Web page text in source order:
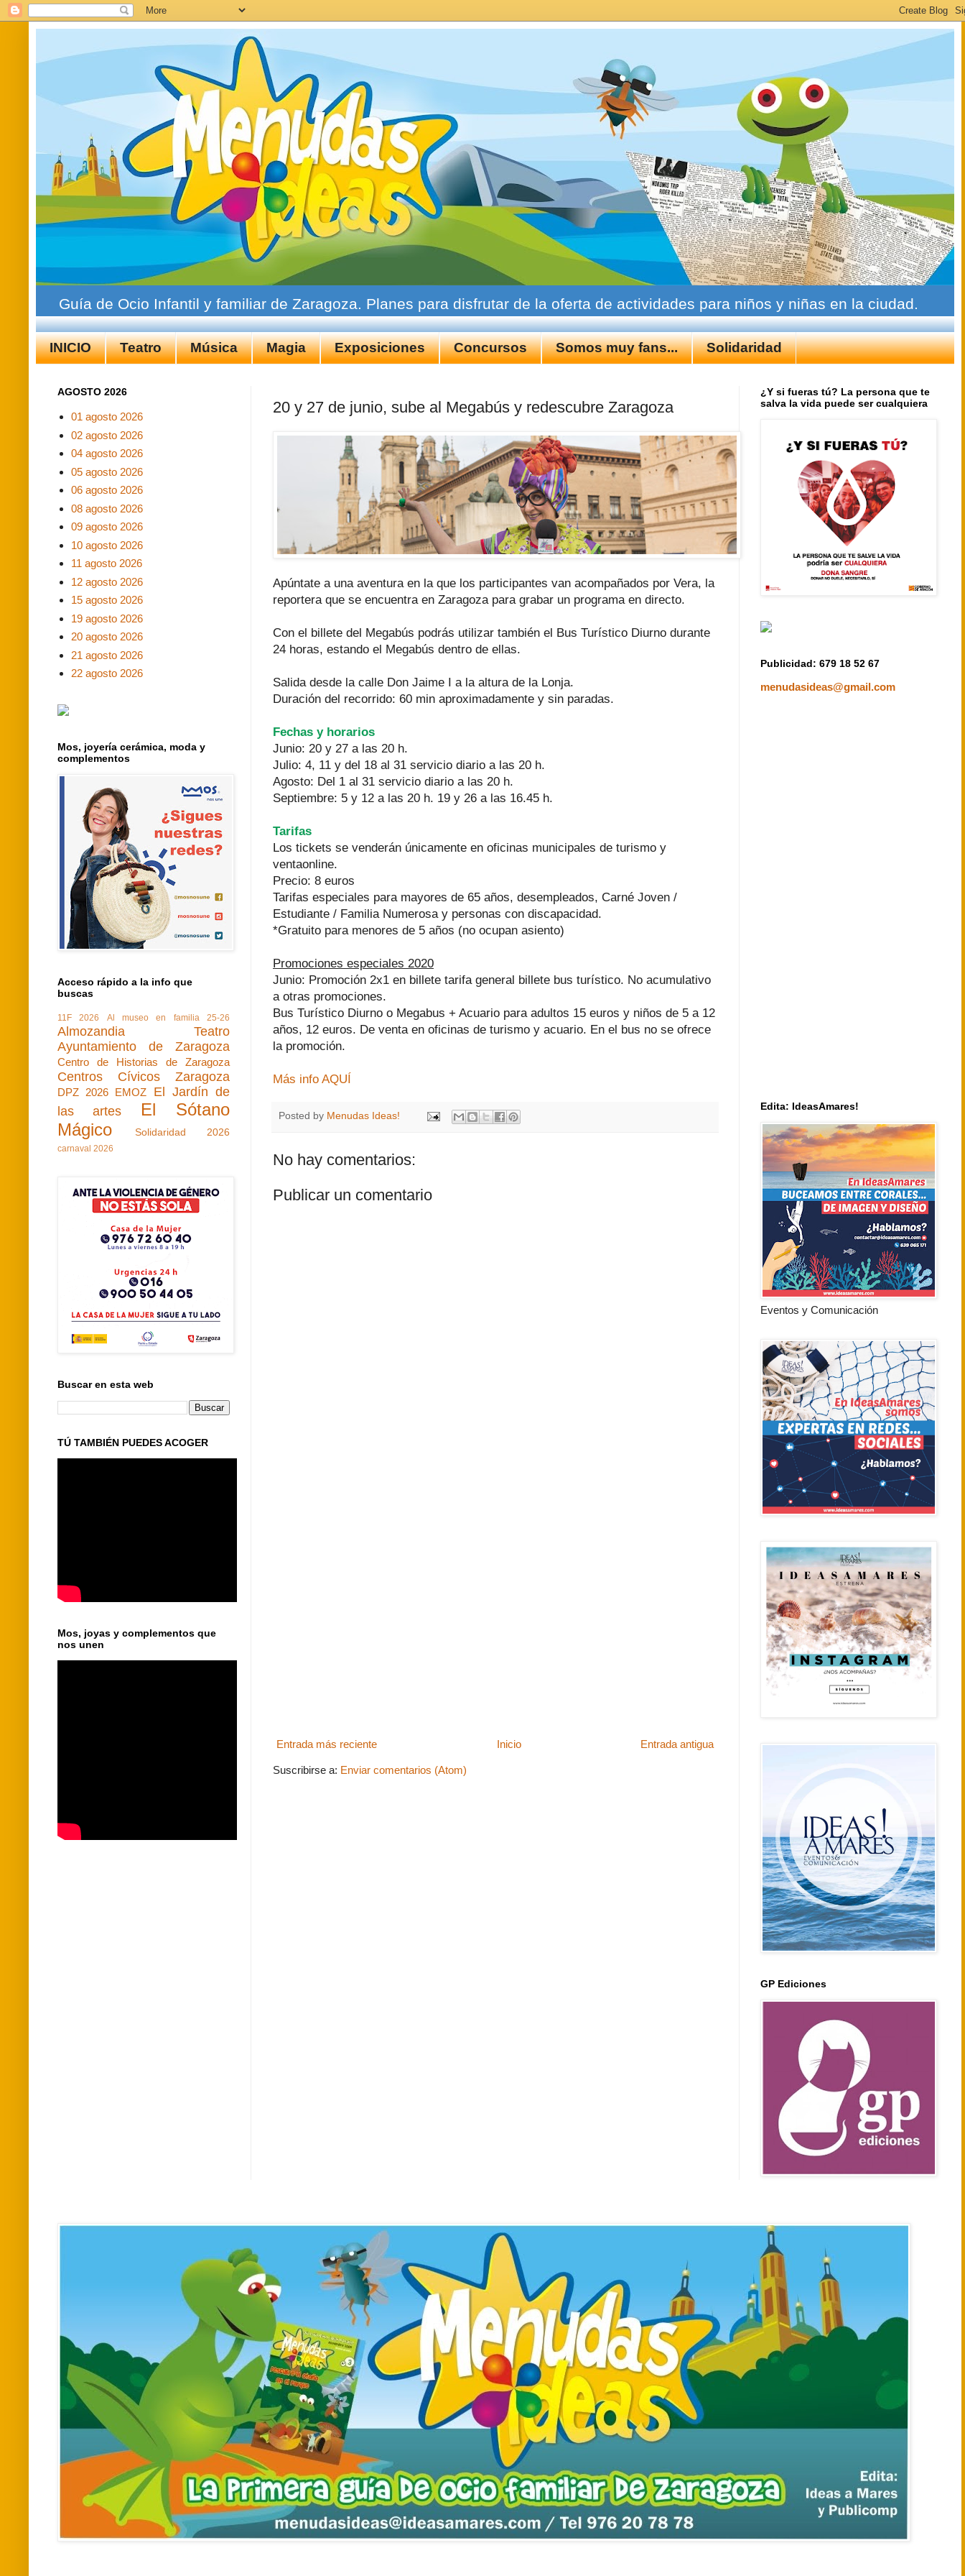
Guía de Ocio Infantil y familiar de Zaragoza. Planes para disfrutar de la oferta de actividades para niños y niñas en la ciudad.
INICIO Teatro Música Magia Exposiciones Concursos Somos muy fans... Solidaridad
20 y 27 de junio, sube al Megabús y redescubre Zaragoza
Apúntate a una aventura en la que los participantes van acompañados por Vera, la
reportera que se encuentra en Zaragoza para grabar un programa en directo.
Con el billete del Megabús podrás utilizar también el Bus Turístico Diurno durante
24 horas, estando el Megabús dentro de ellas.
Salida desde la calle Don Jaime I a la altura de la Lonja.
Duración del recorrido: 60 min aproximadamente y sin paradas.
Fechas y horarios
Junio: 20 y 27 a las 20 h.
Julio: 4, 11 y del 18 al 31 servicio diario a las 20 h.
Agosto: Del 1 al 31 servicio diario a las 20 h.
Septiembre: 5 y 12 a las 20 h. 19 y 26 a las 16.45 h.
Tarifas
Los tickets se venderán únicamente en oficinas municipales de turismo y
ventaonline.
Precio: 8 euros
Tarifas especiales para mayores de 65 años, desempleados, Carné Joven /
Estudiante / Familia Numerosa y personas con discapacidad.
*Gratuito para menores de 5 años (no ocupan asiento)
Promociones especiales 2020
Junio: Promoción 2x1 en billete tarifa general billete bus turístico. No acumulativo
a otras promociones.
Bus Turístico Diurno o Megabus + Acuario para adultos 15 euros y niños de 5 a 12
años, 12 euros. De venta en oficinas de turismo y acuario. En el bus no se ofrece
la promoción.
Más info AQUÍ
Posted by Menudas Ideas!
No hay comentarios:
Publicar un comentario
Entrada más reciente Entrada antigua
Inicio
Suscribirse a: Enviar comentarios (Atom)
AGOSTO 2026
01 agosto 2026
02 agosto 2026
04 agosto 2026
05 agosto 2026
06 agosto 2026
08 agosto 2026
09 agosto 2026
10 agosto 2026
11 agosto 2026
12 agosto 2026
15 agosto 2026
19 agosto 2026
20 agosto 2026
21 agosto 2026
22 agosto 2026
Mos, joyería cerámica, moda y
complementos
Acceso rápido a la info que
buscas
11F 2026 Al museo en familia 25-26
Almozandia Teatro
Ayuntamiento de Zaragoza
Centro de Historias de Zaragoza
Centros Cívicos Zaragoza
DPZ 2026 EMOZ
El Jardín de
las artes
El Sótano
Mágico
Solidaridad 2026
carnaval 2026
Buscar en esta web
TÚ TAMBIÉN PUEDES ACOGER
Mos, joyas y complementos que
nos unen
¿Y si fueras tú? La persona que te
salva la vida puede ser cualquiera
Publicidad: 679 18 52 67
menudasideas@gmail.com
Edita: IdeasAmares!
Eventos y Comunicación
GP Ediciones